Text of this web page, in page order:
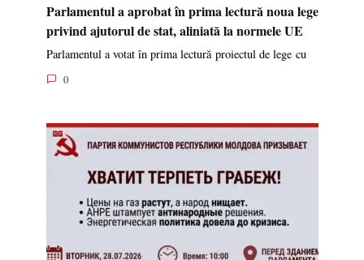
Parlamentul a aprobat în prima lectură noua lege
privind ajutorul de stat, aliniată la normele UE
Parlamentul a votat în prima lectură proiectul de lege cu
0